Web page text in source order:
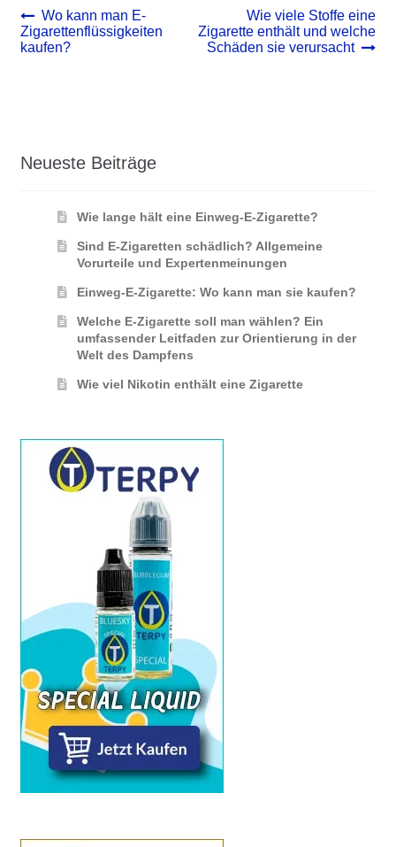
Beitrags-
Navigation
Vorheriger
Beitrag:
Wo kann man E-
Zigarettenflüssigkeiten
kaufen?
Nächster
Beitrag:
Wie viele Stoffe eine
Zigarette enthält und welche
Schäden sie verursacht
Neueste Beiträge
Wie lange hält eine Einweg-E-Zigarette?
Sind E-Zigaretten schädlich? Allgemeine
Vorurteile und Expertenmeinungen
Einweg-E-Zigarette: Wo kann man sie kaufen?
Welche E-Zigarette soll man wählen? Ein
umfassender Leitfaden zur Orientierung in der
Welt des Dampfens
Wie viel Nikotin enthält eine Zigarette